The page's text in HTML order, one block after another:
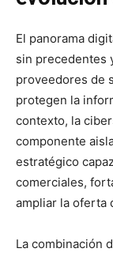
El panorama
sin precedentes
proveedores de
protegen la
contexto, la
componente
estratégico
comerciales,
ampliar la oferta
La combinación